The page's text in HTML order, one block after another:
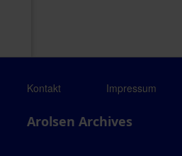
Kontakt Impressum
Arolsen Archives